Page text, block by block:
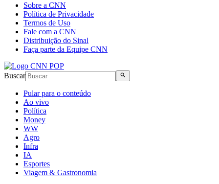
Sobre a CNN
Política de Privacidade
Termos de Uso
Fale com a CNN
Distribuição do Sinal
Faça parte da Equipe CNN
Buscar
Pular para o conteúdo
Ao vivo
Política
Money
WW
Agro
Infra
IA
Esportes
Viagem & Gastronomia